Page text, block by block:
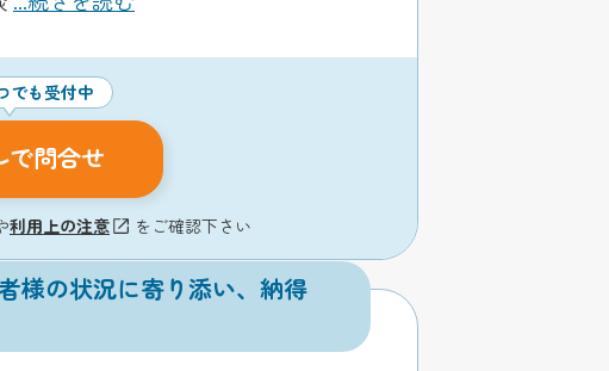
でも受付中
で問合せ
利用上の注意 をご確認下さい
様の状況に寄り添い、納得